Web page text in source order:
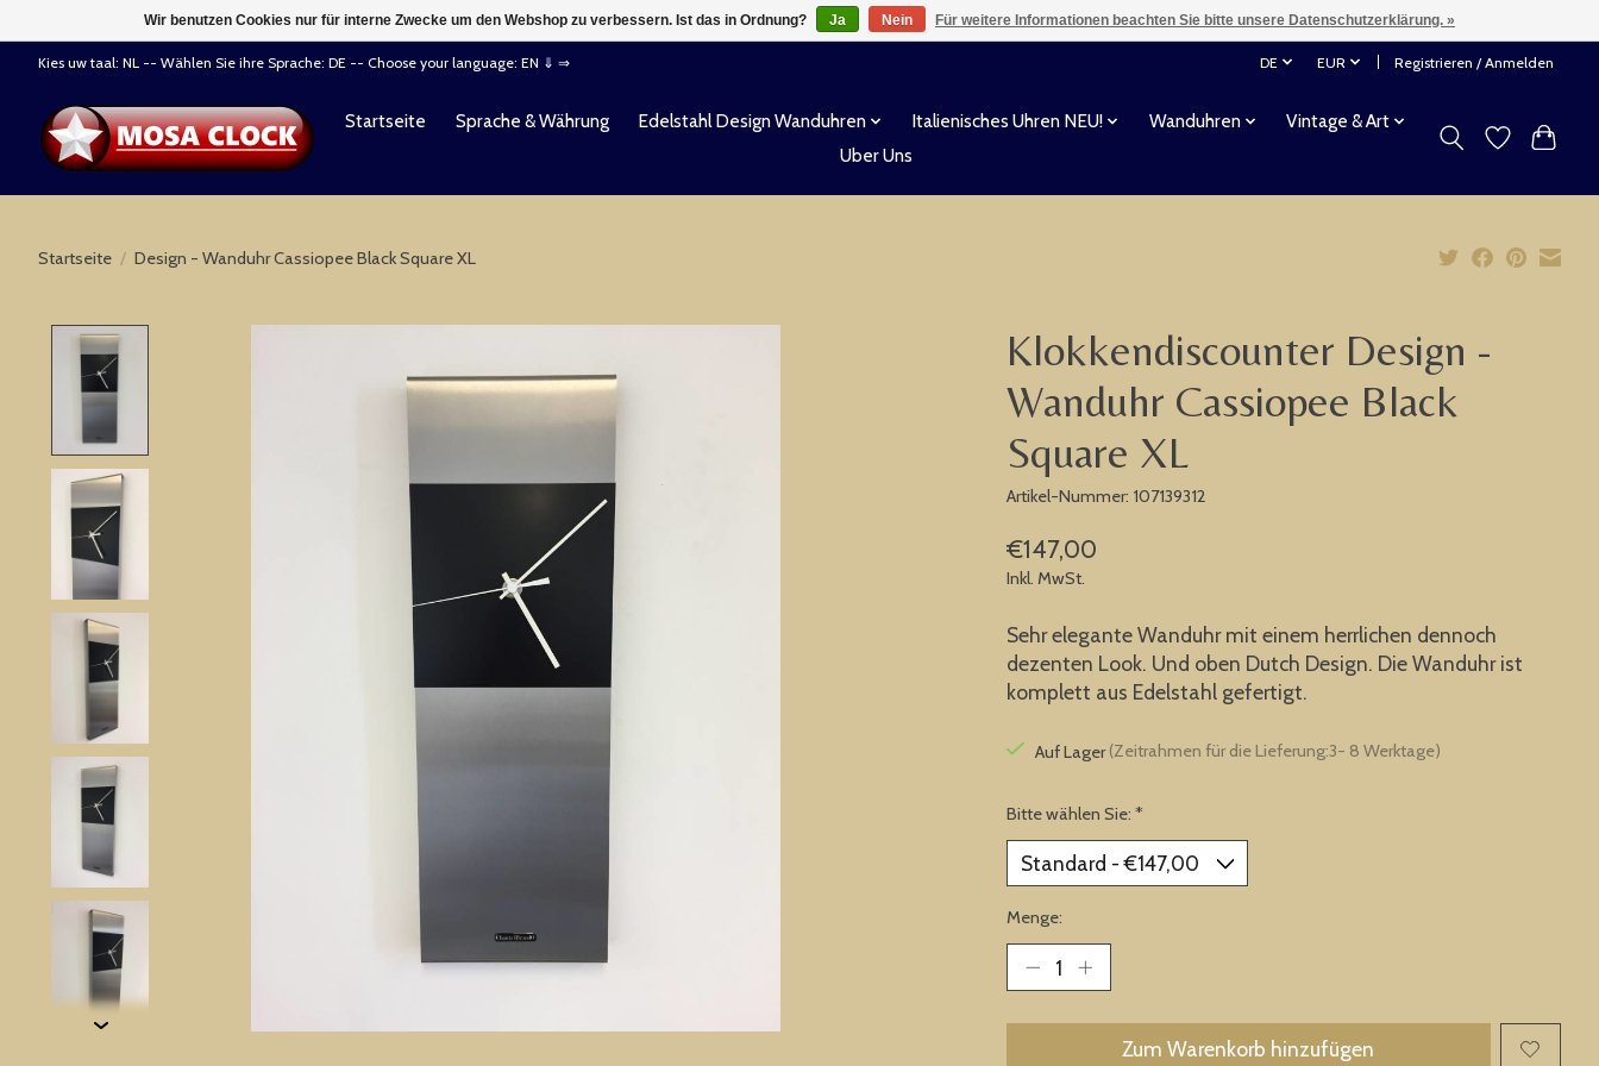
Kies uw taal: NL -- Wählen Sie ihre Sprache: DE -- Choose your language: EN ⇓ ⇒ DE EUR Registrieren / Anmelden
Startseite Sprache & Währung Edelstahl Design Wanduhren Italienisches Uhren NEU! Wanduhren
Vintage & Art
Uber Uns
Startseite / Design - Wanduhr Cassiopee Black Square XL
Klokkendiscounter Design -
Wanduhr Cassiopee Black
Square XL
Artikel-Nummer: 107139312
€147,00
Inkl. MwSt.
Sehr elegante Wanduhr mit einem herrlichen dennoch
dezenten Look. Und oben Dutch Design. Die Wanduhr ist
komplett aus Edelstahl gefertigt.
Auf Lager(Zeitrahmen für die Lieferung:3- 8 Werktage)
Bitte wählen Sie: *
Menge:
Zum Warenkorb hinzufügen
Wir benutzen Cookies nur für interne Zwecke um den Webshop zu verbessern. Ist das in Ordnung? Ja Nein Für weitere Informationen beachten Sie bitte unsere Datenschutzerklärung. »